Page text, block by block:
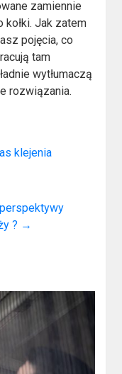
zamiennie
kołki. Jak zatem
pojęcia, co
tam
wytłumaczą
rozwiązania.
klejenia
? →